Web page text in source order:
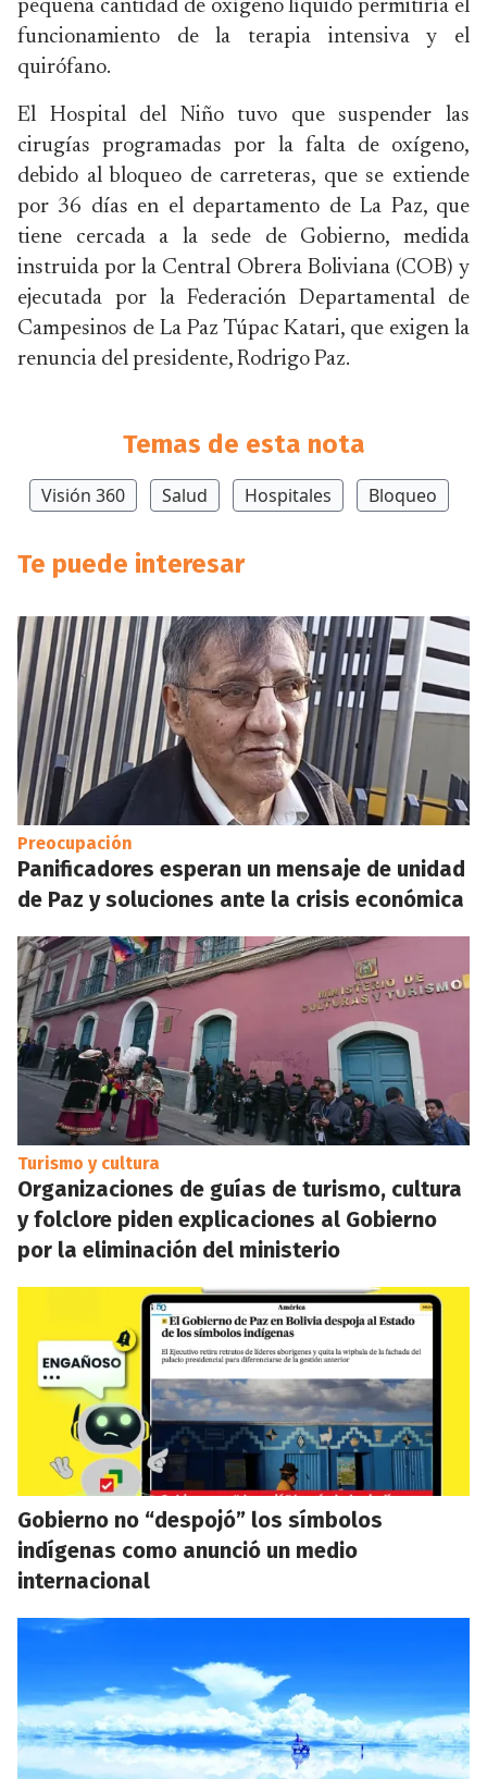
pequeña cantidad de oxígeno líquido permitiría el
funcionamiento de la terapia intensiva y el
quirófano.
El Hospital del Niño tuvo que suspender las
cirugías programadas por la falta de oxígeno,
debido al bloqueo de carreteras, que se extiende
por 36 días en el departamento de La Paz, que
tiene cercada a la sede de Gobierno, medida
instruida por la Central Obrera Boliviana (COB) y
ejecutada por la Federación Departamental de
Campesinos de La Paz Túpac Katari, que exigen la
renuncia del presidente, Rodrigo Paz.
Temas de esta nota
Visión 360 Salud Hospitales Bloqueo
Te puede interesar
Preocupación
Panificadores esperan un mensaje de unidad
de Paz y soluciones ante la crisis económica
Turismo y cultura
Organizaciones de guías de turismo, cultura
y folclore piden explicaciones al Gobierno
por la eliminación del ministerio
Gobierno no “despojó” los símbolos
indígenas como anunció un medio
internacional